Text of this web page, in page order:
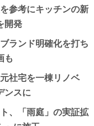
参考にキッチンの新
開発
ランド明確化を打ち
も
社宅を一棟リノベ
ンスに
、「雨庭」の実証拡